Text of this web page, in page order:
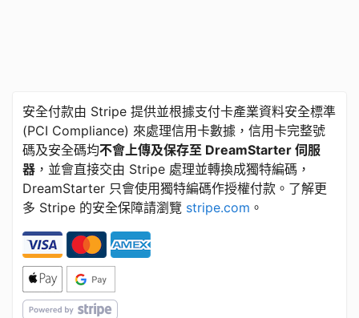
安全付款由 Stripe 提供並根據支付卡產業資料安全標準
​(​PCI Compliance) 來處理信用卡數據，信用卡完整號
碼及安全碼均不會上傳及保存至 DreamStarter 伺服
器 ，並會直接交由 Stripe 處理並轉換成獨特編碼，
DreamStarter 只會使用獨特編碼作授權付款。了解更
多 Stripe 的安全保障請瀏覽 stripe.com 。